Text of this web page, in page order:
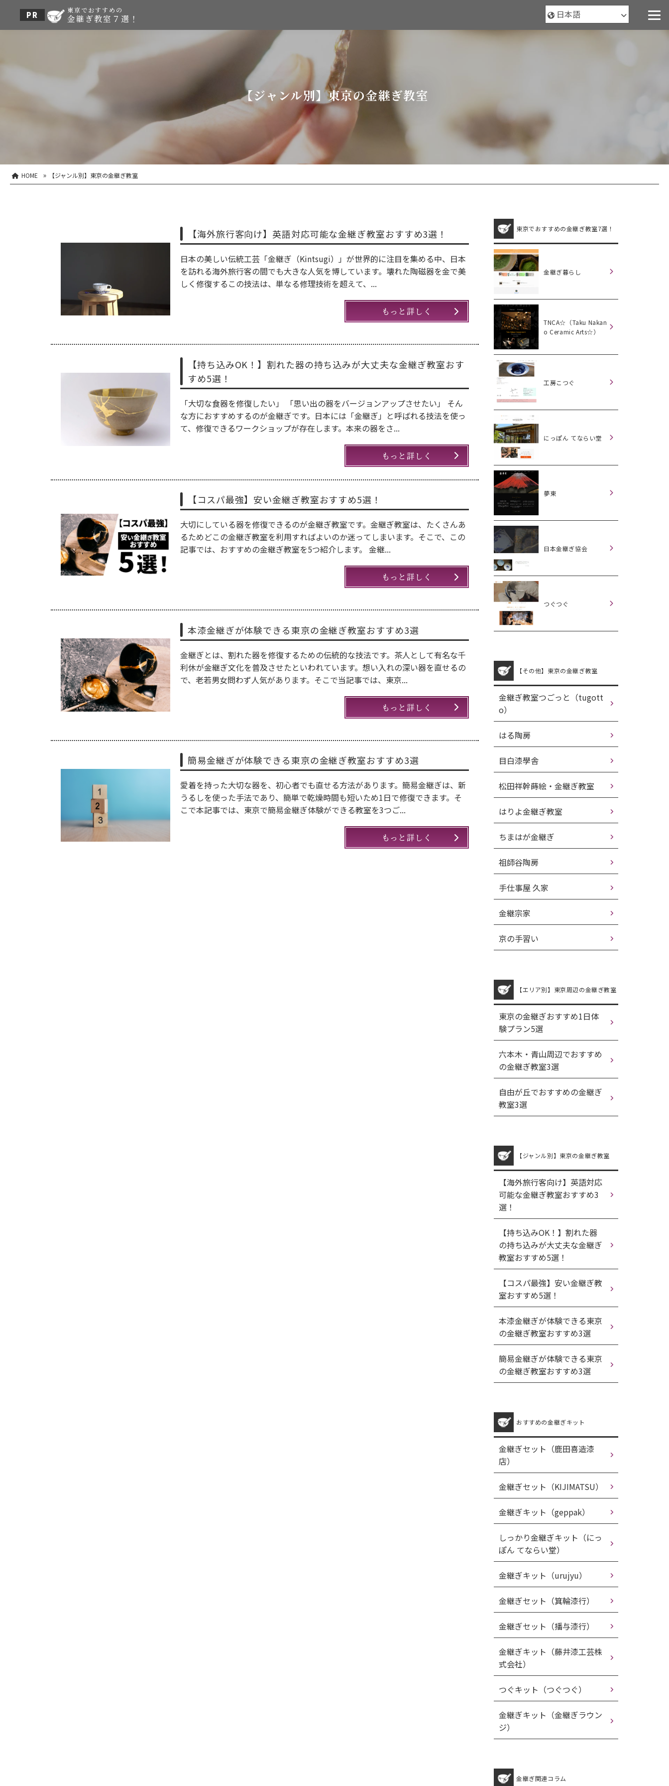
東京でおすすめの
金継ぎ教室７選！
【ジャンル別】東京の金継ぎ教室
HOME » 【ジャンル別】東京の金継ぎ教室
【海外旅行客向け】英語対応可能な金継ぎ教室おすすめ3選！
日本の美しい伝統工芸「金継ぎ（Kintsugi）」が世界的に注目を集める中、日本
を訪れる海外旅行客の間でも大きな人気を博しています。壊れた陶磁器を金で美
しく修復するこの技法は、単なる修理技術を超えて、...
もっと詳しく
【持ち込みOK！】割れた器の持ち込みが大丈夫な金継ぎ教室おす
すめ5選！
「大切な食器を修復したい」 「思い出の器をバージョンアップさせたい」 そん
な方におすすめするのが金継ぎです。日本には「金継ぎ」と呼ばれる技法を使っ
て、修復できるワークショップが存在します。本来の器をさ...
もっと詳しく
【コスパ最強】安い金継ぎ教室おすすめ5選！
大切にしている器を修復できるのが金継ぎ教室です。金継ぎ教室は、たくさんあ
るためどこの金継ぎ教室を利用すればよいのか迷ってしまいます。そこで、この
記事では、おすすめの金継ぎ教室を5つ紹介します。 金継...
もっと詳しく
本漆金継ぎが体験できる東京の金継ぎ教室おすすめ3選
金継ぎとは、割れた器を修復するための伝統的な技法です。茶人として有名な千
利休が金継ぎ文化を普及させたといわれています。想い入れの深い器を直せるの
で、老若男女問わず人気があります。そこで当記事では、東京...
もっと詳しく
簡易金継ぎが体験できる東京の金継ぎ教室おすすめ3選
愛着を持った大切な器を、初心者でも直せる方法があります。簡易金継ぎは、新
うるしを使った手法であり、簡単で乾燥時間も短いため1日で修復できます。そ
こで本記事では、東京で簡易金継ぎ体験ができる教室を3つご...
もっと詳しく
東京でおすすめの金継ぎ教室7選！
金継ぎ暮らし
TNCA☆（Taku Nakan
o Ceramic Arts☆）
工房こつぐ
にっぽん てならい堂
夢東
日本金継ぎ協会
つぐつぐ
【その他】東京の金継ぎ教室
金継ぎ教室つごっと（tugott
o）
はる陶房
目白漆學舎
松田祥幹蒔絵・金継ぎ教室
はりよ金継ぎ教室
ちまはが金継ぎ
祖師谷陶房
手仕事屋 久家
金継宗家
京の手習い
【エリア別】東京周辺の金継ぎ教室
東京の金継ぎおすすめ1日体
験プラン5選
六本木・青山周辺でおすすめ
の金継ぎ教室3選
自由が丘でおすすめの金継ぎ
教室3選
【ジャンル別】東京の金継ぎ教室
【海外旅行客向け】英語対応
可能な金継ぎ教室おすすめ3
選！
【持ち込みOK！】割れた器
の持ち込みが大丈夫な金継ぎ
教室おすすめ5選！
【コスパ最強】安い金継ぎ教
室おすすめ5選！
本漆金継ぎが体験できる東京
の金継ぎ教室おすすめ3選
簡易金継ぎが体験できる東京
の金継ぎ教室おすすめ3選
おすすめの金継ぎキット
金継ぎセット（鹿田喜造漆
店）
金継ぎセット（KIJIMATSU）
金継ぎキット（geppak）
しっかり金継ぎキット（にっ
ぽん てならい堂）
金継ぎキット（urujyu）
金継ぎセット（箕輪漆行）
金継ぎセット（播与漆行）
金継ぎキット（藤井漆工芸株
式会社）
つぐキット（つぐつぐ）
金継ぎキット（金継ぎラウン
ジ）
金継ぎ関連コラム